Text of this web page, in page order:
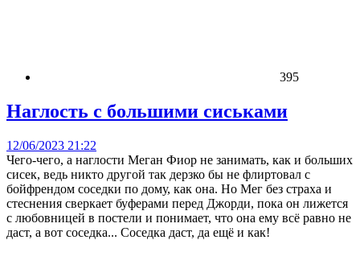
395
Наглость с большими сиськами
12/06/2023 21:22
Чего-чего, а наглости Меган Фиор не занимать, как и больших
сисек, ведь никто другой так дерзко бы не флиртовал с
бойфрендом соседки по дому, как она. Но Мег без страха и
стеснения сверкает буферами перед Джорди, пока он лижется
с любовницей в постели и понимает, что она ему всё равно не
даст, а вот соседка... Соседка даст, да ещё и как!